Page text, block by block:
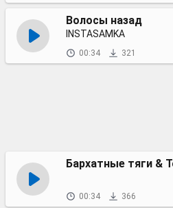
Волосы назад
INSTASAMKA
00:34 321
00:34 366